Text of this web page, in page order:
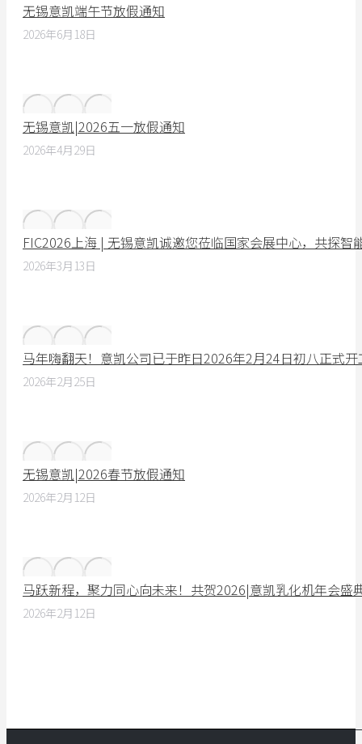
无锡意凯端午节放假通知
2026年6月18日
无锡意凯|2026五一放假通知
2026年4月29日
FIC2026上海 | 无锡意凯诚邀您莅临国家会展中心，共探智
2026年3月13日
马年嗨翻天！意凯公司已于昨日2026年2月24日初八正式
2026年2月25日
无锡意凯|2026春节放假通知
2026年2月12日
马跃新程，聚力同心向未来！共贺2026|意凯乳化机年会盛
2026年2月12日